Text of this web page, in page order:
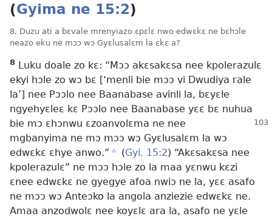
(Gyima ne 15:2)
8. Duzu ati a bɛvale mrenyiazo ɛpɛlɛ nwo edwɛkɛ ne bɛhɔle
neazo eku ne mɔɔ wɔ Gyɛlusalɛm la ɛkɛ a?
8 Luku doale zo kɛ: “Mɔɔ akɛsakɛsa nee kpolerazulɛ
ekyi hɔle zo wɔ bɛ [‘menli bie mɔɔ vi Dwudiya rale
la’] nee Pɔɔlo nee Baanabase avinli la, bɛyɛle
ngyehyɛleɛ kɛ Pɔɔlo nee Baanabase yɛɛ bɛ nuhua
bie mɔ ɛhɔnwu ɛzoanvolɛma ne nee
mgbanyima ne mɔ mɔɔ wɔ Gyɛlusalɛm la wɔ
edwɛkɛ ɛhye anwo.” c (Gyi. 15:2) “Akɛsakɛsa nee
kpolerazulɛ” ne mɔɔ hɔle zo la maa yɛnwu kɛzi
ɛnee edwɛkɛ ne gyegye afoa nwiɔ ne la, yɛɛ asafo
ne mɔɔ wɔ Anteɔko la angola anziezie edwɛkɛ ne.
Amaa anzodwolɛ nee koyɛlɛ ara la, asafo ne yɛle